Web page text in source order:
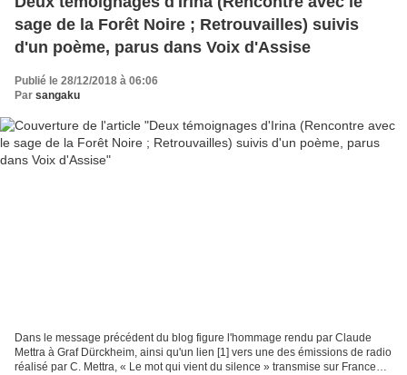
sage de la Forêt Noire ; Retrouvailles) suivis
d'un poème, parus dans Voix d'Assise
Publié le 28/12/2018 à 06:06
Par sangaku
Dans le message précédent du blog figure l'hommage rendu par Claude
Mettra à Graf Dürckheim, ainsi qu'un lien [1] vers une des émissions de radio
réalisé par C. Mettra, « Le mot qui vient du silence » transmise sur France